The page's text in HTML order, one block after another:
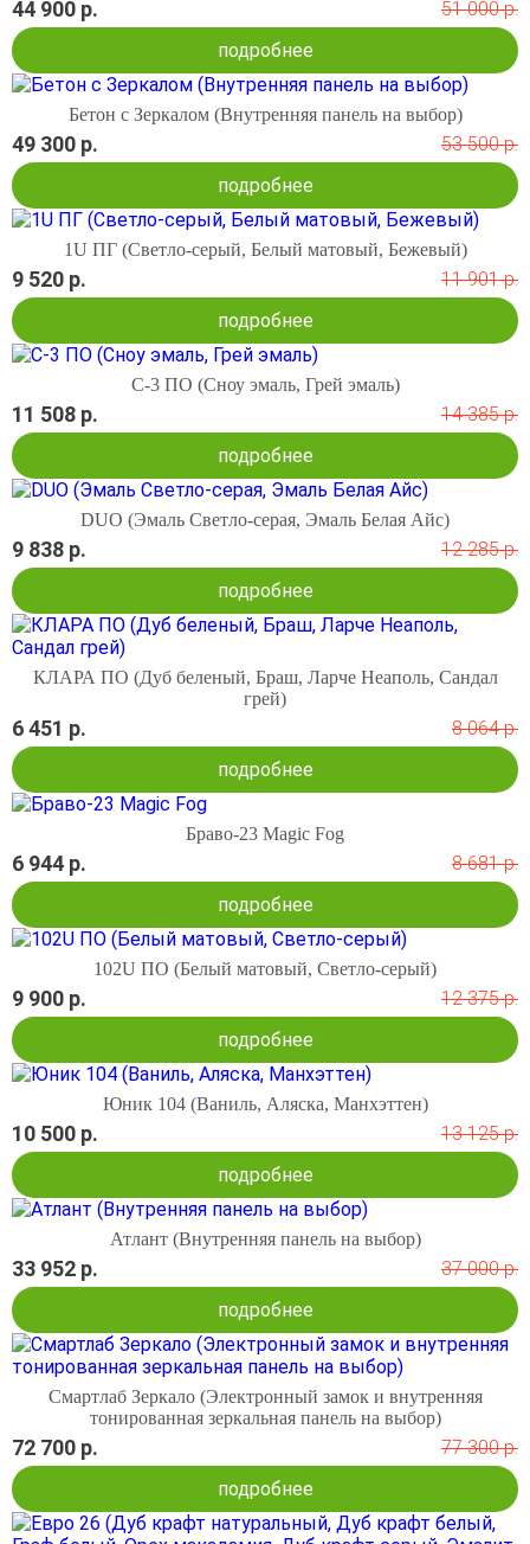
44 900 р.
51 000 р.
подробнее
Бетон с Зеркалом (Внутренняя панель на выбор)
49 300 р.
53 500 р.
подробнее
1U ПГ (Светло-серый, Белый матовый, Бежевый)
9 520 р.
11 901 р.
подробнее
С-3 ПО (Сноу эмаль, Грей эмаль)
11 508 р.
14 385 р.
подробнее
DUO (Эмаль Светло-серая, Эмаль Белая Айс)
9 838 р.
12 285 р.
подробнее
КЛАРА ПО (Дуб беленый, Браш, Ларче Неаполь, Сандал
грей)
6 451 р.
8 064 р.
подробнее
Браво-23 Magic Fog
6 944 р.
8 681 р.
подробнее
102U ПО (Белый матовый, Светло-серый)
9 900 р.
12 375 р.
подробнее
Юник 104 (Ваниль, Аляска, Манхэттен)
10 500 р.
13 125 р.
подробнее
Атлант (Внутренняя панель на выбор)
33 952 р.
37 000 р.
подробнее
Смартлаб Зеркало (Электронный замок и внутренняя
тонированная зеркальная панель на выбор)
72 700 р.
77 300 р.
подробнее